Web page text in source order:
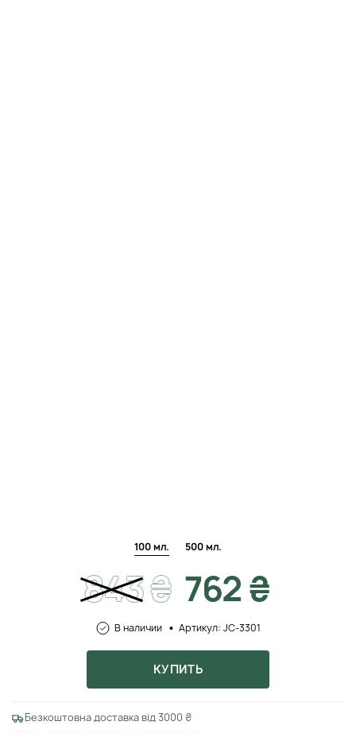
100 мл. 500 мл.
843₴ 762 ₴
В наличии Артикул: JC-3301
КУПИТЬ
Безкоштовна доставка від 3000 ₴